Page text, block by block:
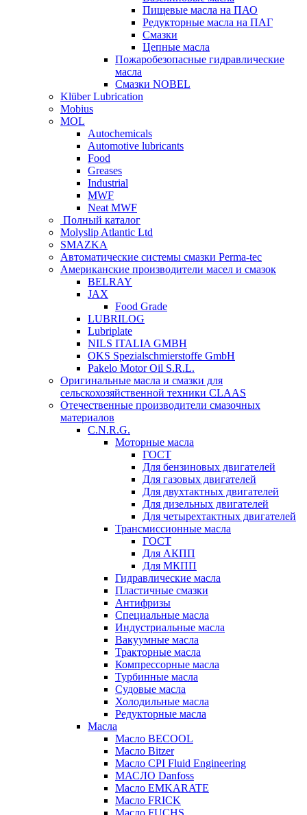
Пищевые масла на ПАО
Редукторные масла на ПАГ
Смазки
Цепные масла
Пожаробезопасные гидравлические
масла
Смазки NOBEL
Klüber Lubrication
Mobius
MOL
Autochemicals
Automotive lubricants
Food
Greases
Industrial
MWF
Neat MWF
Полный каталог
Molyslip Atlantic Ltd
SMAZKA
Автоматические системы смазки Perma-tec
Американские производители масел и смазок
BELRAY
JAX
Food Grade
LUBRILOG
Lubriplate
NILS ITALIA GMBH
OKS Spezialschmierstoffe GmbH
Pakelo Motor Oil S.R.L.
Оригинальные масла и смазки для
сельскохозяйственной техники CLAAS
Отечественные производители смазочных
материалов
C.N.R.G.
Моторные масла
ГОСТ
Для бензиновых двигателей
Для газовых двигателей
Для двухтактных двигателей
Для дизельных двигателей
Для четырехтактных двигателей
Трансмиссионные масла
ГОСТ
Для АКПП
Для МКПП
Гидравлические масла
Пластичные смазки
Антифризы
Специальные масла
Индустриальные масла
Вакуумные масла
Тракторные масла
Компрессорные масла
Турбинные масла
Судовые масла
Холодильные масла
Редукторные масла
Масла
Масло BECOOL
Масло Bitzer
Масло CPI Fluid Engineering
МАСЛО Danfoss
Масло EMKARATE
Масло FRICK
Масло FUCHS